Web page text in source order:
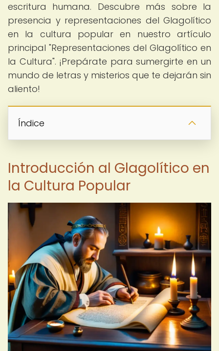
escritura humana. Descubre más sobre la
presencia y representaciones del Glagolítico
en la cultura popular en nuestro artículo
principal "Representaciones del Glagolítico en
la Cultura". ¡Prepárate para sumergirte en un
mundo de letras y misterios que te dejarán sin
aliento!
Índice
Introducción al Glagolítico en
la Cultura Popular